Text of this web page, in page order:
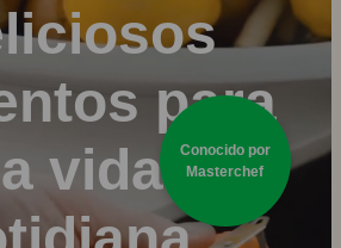
para
vida
Conocido por
Masterchef